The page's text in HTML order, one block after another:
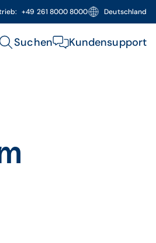
+49 261 8000 8000 Deutschland
Suchen Kundensupport